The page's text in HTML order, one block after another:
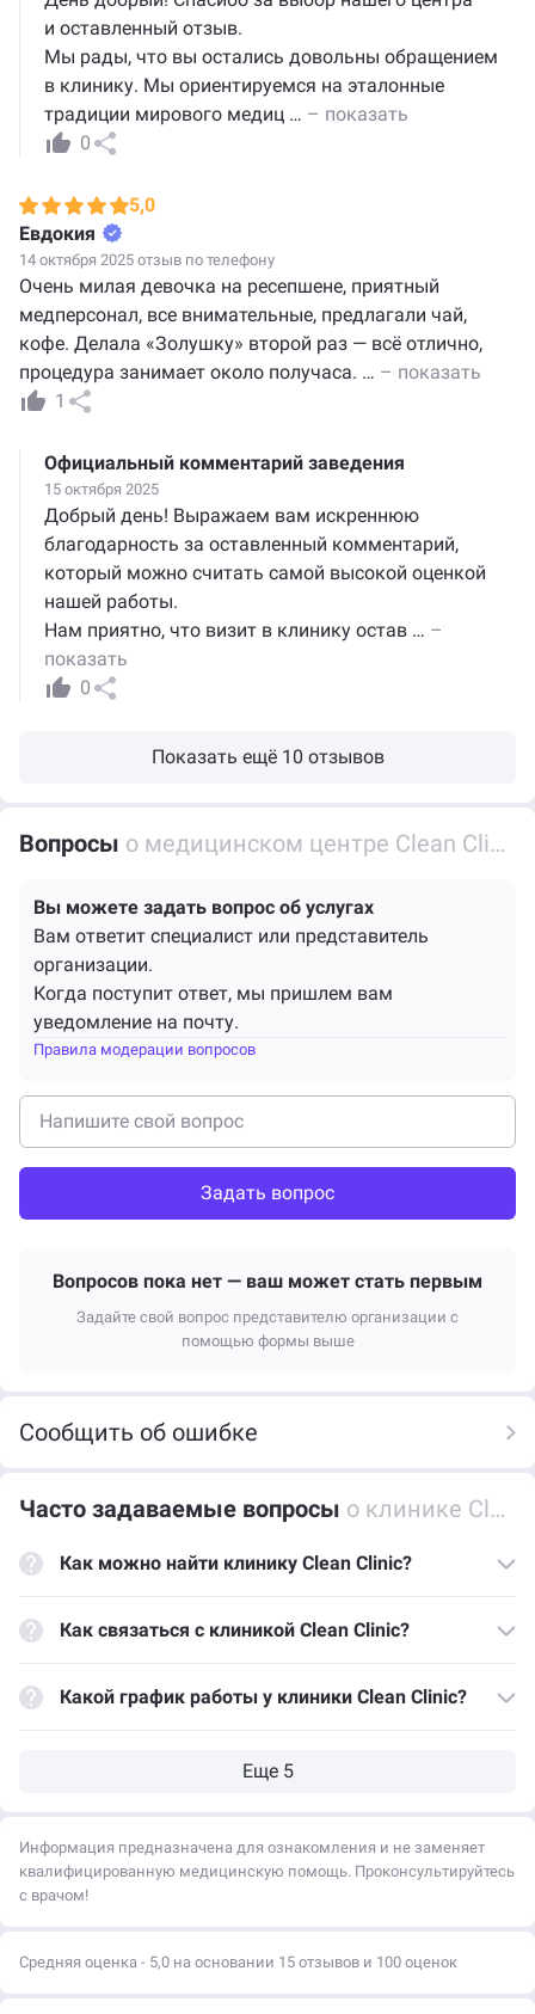
и оставленный отзыв.
Мы рады, что вы остались довольны обращением
в клинику. Мы ориентируемся на эталонные
традиции мирового медиц … – показать
0
5,0
Евдокия
14 октября 2025 отзыв по телефону
Очень милая девочка на ресепшене, приятный
медперсонал, все внимательные, предлагали чай,
кофе. Делала «Золушку» второй раз — всё отлично,
процедура занимает около получаса. … – показать
1
Официальный комментарий заведения
15 октября 2025
Добрый день! Выражаем вам искреннюю
благодарность за оставленный комментарий,
который можно считать самой высокой оценкой
нашей работы.
Нам приятно, что визит в клинику остав … –
показать
0
Показать ещё 10 отзывов
Вопросы о медицинском центре Clean Clinic в Мытищах
Задать вопрос
Вы можете задать вопрос об услугах
Вам ответит специалист или представитель
организации.
Когда поступит ответ, мы пришлем вам
уведомление на почту.
Правила модерации вопросов
Вопросов пока нет — ваш может стать первым
Задайте свой вопрос представителю организации с
помощью формы выше
Сообщить об ошибке
Часто задаваемые вопросы о клинике Clean Clinic
Как можно найти клинику Clean Clinic?
Как связаться с клиникой Clean Clinic?
Какой график работы у клиники Clean Clinic?
Информация предназначена для ознакомления и не заменяет
квалифицированную медицинскую помощь. Проконсультируйтесь
с врачом!
Средняя оценка - 5,0 на основании 15 отзывов и 100 оценок